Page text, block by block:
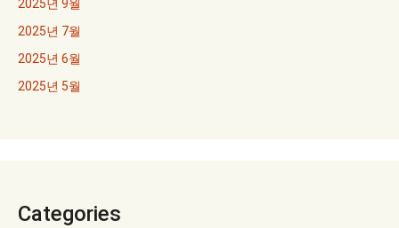
2025년 9월
2025년 7월
2025년 6월
2025년 5월
Categories